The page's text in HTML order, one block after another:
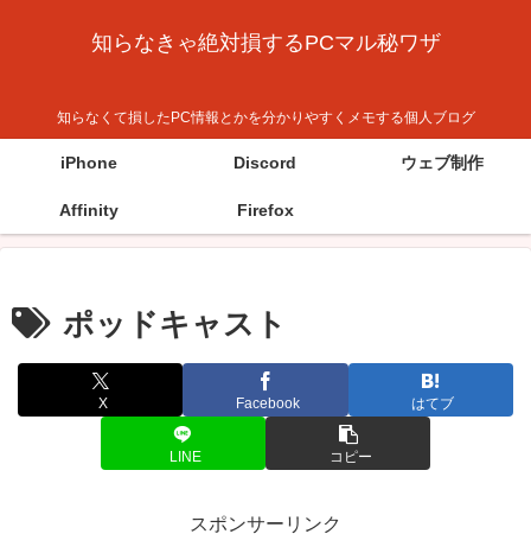
知らなきゃ絶対損するPCマル秘ワザ
知らなくて損したPC情報とかを分かりやすくメモする個人ブログ
iPhone Discord ウェブ制作
Affinity Firefox
ポッドキャスト
X Facebook はてブ
LINE コピー
スポンサーリンク